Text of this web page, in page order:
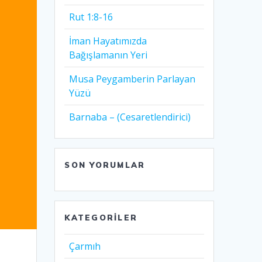
Rut 1:8-16
İman Hayatımızda
Bağışlamanın Yeri
Musa Peygamberin Parlayan
Yüzü
Barnaba – (Cesaretlendirici)
SON YORUMLAR
KATEGORILER
Çarmıh​